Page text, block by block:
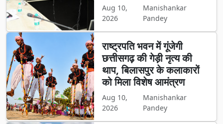
Aug 10,
2026
Manishankar
Pandey
राष्ट्रपति भवन में गूंजेगी
छत्तीसगढ़ की गेड़ी नृत्य की
थाप, बिलासपुर के कलाकारों
को मिला विशेष आमंत्रण
Aug 10,
2026
Manishankar
Pandey